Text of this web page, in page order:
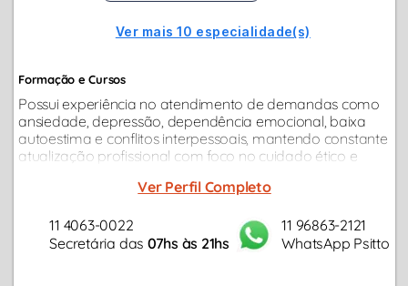
Ver mais 10 especialidade(s)
Formação e Cursos
Possui experiência no atendimento de demandas como
ansiedade, depressão, dependência emocional, baixa
autoestima e conflitos interpessoais, mantendo constante
atualização profissional com foco no cuidado ético e
Ver Perfil Completo
11 4063-0022
Secretária das 07hs às 21hs
11 96863-2121
WhatsApp Psitto